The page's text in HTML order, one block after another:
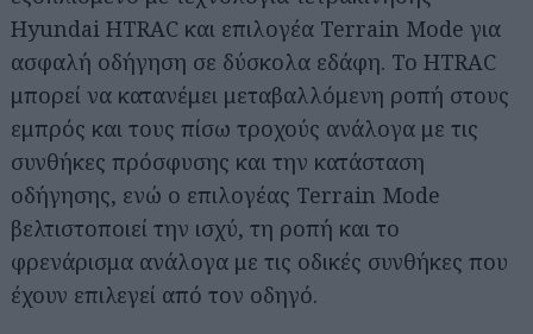
Hyundai HTRAC και επιλογέα Terrain Mode για
ασφαλή οδήγηση σε δύσκολα εδάφη. Το HTRAC
μπορεί να κατανέμει μεταβαλλόμενη ροπή στους
εμπρός και τους πίσω τροχούς ανάλογα με τις
συνθήκες πρόσφυσης και την κατάσταση
οδήγησης, ενώ ο επιλογέας Terrain Mode
βελτιστοποιεί την ισχύ, τη ροπή και το
φρενάρισμα ανάλογα με τις οδικές συνθήκες που
έχουν επιλεγεί από τον οδηγό.